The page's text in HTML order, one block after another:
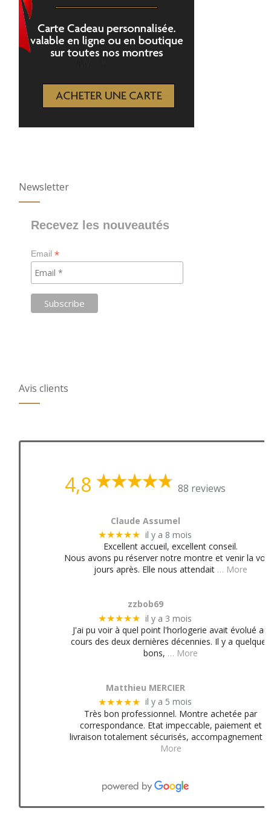
Newsletter
Recevez les nouveautés
Email*
Avis clients
4,8 88 reviews
Claude Assumel
★★★★★ il y a 8 mois
Excellent accueil, excellent conseil.
Nous avons pu réserver notre montre et venir la
jours après. Elle nous attendait … More
zzbob69
★★★★★ il y a 3 mois
J'ai pu voir à quel point l'horlogerie avait évolué au
cours des deux dernières décennies. Il y a quelques
bons, … More
Matthieu MERCIER
★★★★★ il y a 5 mois
Très bon professionnel. Montre achetée par
correspondance. Etat impeccable, paiement et
livraison totalement sécurisés, accompagnement
More